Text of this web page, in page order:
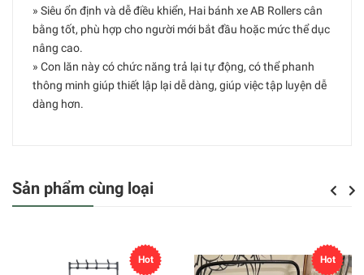
» Siêu ổn định và dễ điều khiển, Hai bánh xe AB Rollers cân
bằng tốt, phù hợp cho người mới bắt đầu hoặc mức thể dục
nâng cao.
» Con lăn này có chức năng trả lại tự động, có thể phanh
thông minh giúp thiết lập lại dễ dàng, giúp việc tập luyện dễ
dàng hơn.
Sản phẩm cùng loại Previous
Hot Hot
Next